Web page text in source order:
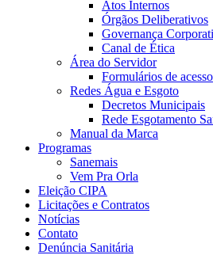
Atos Internos
Órgãos Deliberativos
Governança
Canal de Ética
Área do Servidor
Formulários de acesso
Redes Água e Esgoto
Decretos Municipais
Rede Esgotamento
Manual da Marca
Programas
Sanemais
Vem Pra Orla
Eleição CIPA
Licitações e Contratos
Notícias
Contato
Denúncia Sanitária